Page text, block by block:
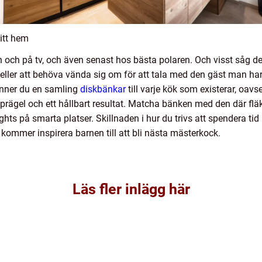
hem
på tv, och även senast hos bästa polaren. Och visst såg
att behöva vända sig om för att tala med den gäst man
du en samling diskbänkartill varje kök som existerar,
och ett hållbart resultat. Matcha bänken med den där
på smarta platser. Skillnaden i hur du trivs att spendera
inspirera barnen till att bli nästa mästerkock.
Läs fler inlägg här